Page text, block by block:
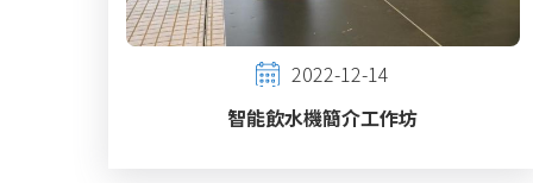
2022-12-14
智能飲水機簡介工作坊